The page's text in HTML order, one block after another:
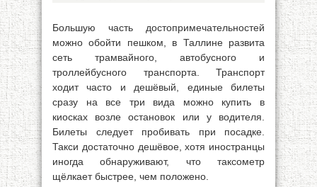
Большую часть достопримечательностей
можно обойти пешком, в Таллине развита
сеть трамвайного, автобусного и
троллейбусного транспорта. Транспорт
ходит часто и дешёвый, единые билеты
сразу на все три вида можно купить в
киосках возле остановок или у водителя.
Билеты следует пробивать при посадке.
Такси достаточно дешёвое, хотя иностранцы
иногда обнаруживают, что таксометр
щёлкает быстрее, чем положено.